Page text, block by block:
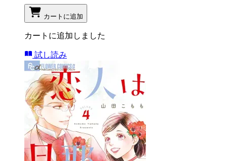
カートに追加
カートに追加しました
試し読み